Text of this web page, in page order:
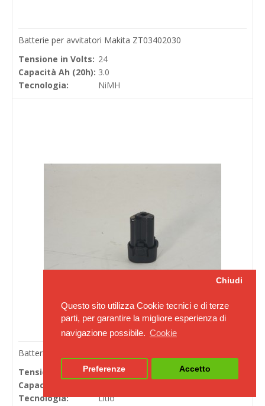
Questo sito utilizza Cookie tecnici e di terze
parti, per garantire la migliore esperienza di
navigazione possibile. Cookie
Chiudi
Preferenze Accetto
Batterie per avvitatori Makita ZT03402030
Tensione in Volts: 24
Capacità Ah (20h): 3.0
Tecnologia:
NiMH
Batterie per avvitatori Makita ZT03503000
Tensione in Volts: 10.8
Capacità Ah (20h):
Tecnologia:
Litio